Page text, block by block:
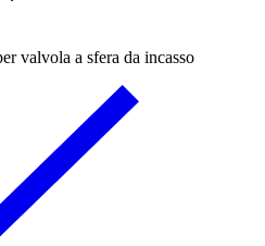
valvola a sfera da incasso